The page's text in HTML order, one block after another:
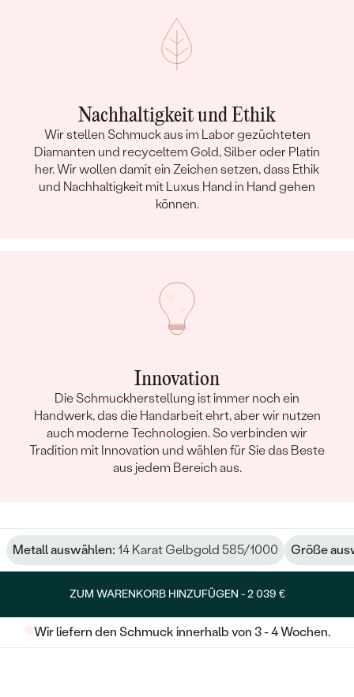
Nachhaltigkeit und Ethik
Wir stellen Schmuck aus im Labor gezüchteten
Diamanten und recyceltem Gold, Silber oder Platin
her. Wir wollen damit ein Zeichen setzen, dass Ethik
und Nachhaltigkeit mit Luxus Hand in Hand gehen
können.
Innovation
Die Schmuckherstellung ist immer noch ein
Handwerk, das die Handarbeit ehrt, aber wir nutzen
auch moderne Technologien. So verbinden wir
Tradition mit Innovation und wählen für Sie das Beste
aus jedem Bereich aus.
Metall auswählen: 14 Karat Gelbgold 585/1000 Größe
ZUM WARENKORB HINZUFÜGEN -2 039 €
Wir liefern den Schmuck innerhalb von 3 - 4 Wochen.